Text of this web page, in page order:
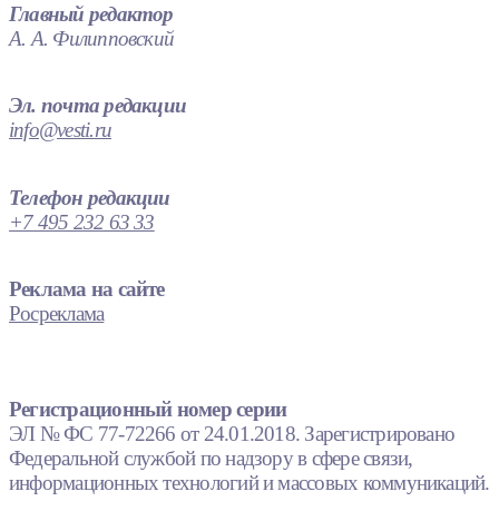
Главный редактор
А. А. Филипповский
Эл. почта редакции
info@vesti.ru
Телефон редакции
+7 495 232 63 33
Реклама на сайте
Росреклама
Регистрационный номер серии
ЭЛ № ФС 77-72266 от 24.01.2018. Зарегистрировано
Федеральной службой по надзору в сфере связи,
информационных технологий и массовых коммуникаций.